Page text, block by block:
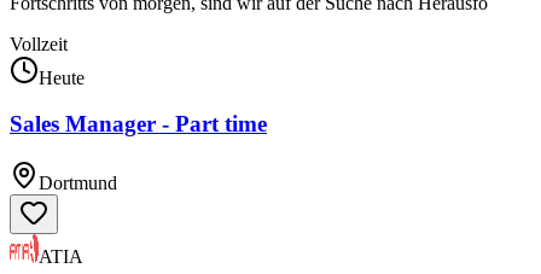
Vollzeit
Heute
Sales Manager - Part time
Dortmund
ATIA